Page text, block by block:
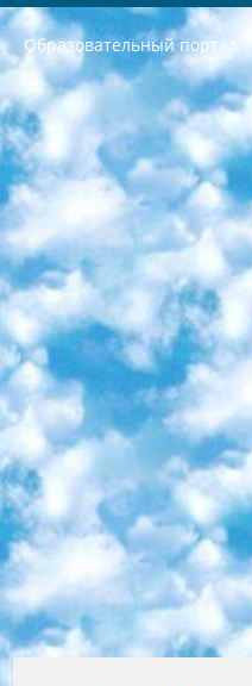
Образовательный портал
РЕСПУБЛИКА УЗБЕКИСТАН МИНИСТРЕРСТВО ДОШКОЛЬНОГО И ШКОЛЬНОГО ОБРАЗОВАНИЯ КОМАНДА в общеобразовательных учреждениях в 2023-2024 учебном году организация и проведение итоговой государственной аттестации обучающихся о Министра дошкольного и школьного образования Республики Узбекистан от 4 марта 2008 года (постановлением Минюста от 20 марта 2008 года № 1778 государственной регистрации) «Итоговое состояние учащихся общего среднего образования на основании положения об утверждении положения об аттестации общего среднего образования выпускной экзамен студентов в образовательных учреждениях в 2023-2024 учебном году В целях организации и прохождения аттестации приказываю: 1. Следующее: перечень предметов, по которым будет проводиться итоговая государственная аттестация и экзамен формы перевода согласно приложению 1; сертификаты международного образца, оценивающие уровень владения иностранными языками перечень согласно приложению 2; 2. Педагогический при специализированных образовательных учреждениях. научно-практический центр квалификации и международной оценки (Д.Давидова) 2024 г. До 25 марта: задания по предметам, по которым будет проводиться итоговая аттестация разработка и утверждение технических условий; итоговая аттестация на основании разработанного предметного задания разработка вопросов по предметам (устно и письменно), экзамен передача; общеобразовательные средние школы и специальные учебные заведения учащиеся выпускных классов школ и интернатов в агентской системе подготовка базы данных экзаменационных материалов и критериев оценки; перевод базы экзаменационных материалов на все языки обучения подать в Республиканский образовательный центр для изготовления; варианты экзаменов на основе разработанных контрольных материалов пусть будут поставлены задачи формирования. 3. Республиканский образовательный центр (Ш.Худайкулов) до 5 апреля 2024 года. до: база данных предоставленных экзаменационных материалов на все языки обучения перевод и экспертиза; для слепых, слабовидящих, глухих, слабослышащих и умственно отсталых детей учащиеся выпускных классов специализированных школ и школ-интернатов база данных экзаменационных материалов на всех преподаваемых языках подготовка критериев оценки; специализированные школы для умственно отсталых детей и технологии для учащихся выпускных классов школ-интернатов разработка соответствующих рекомендаций и критериев проведения ЕГЭ по естествознанию давать задания. 4. Педагогический при специализированных образовательных учреждениях. Научно-практический центр навыков и международной оценки (Д.Давидова), Республика образовательный центр (Худайкулов Ш.) итоговый государственный аттестационный экзамен ориентирован на творческое и логическое мышление при подготовке базы материалов учитывать введение заданий. 5. Следует отметить, что: сертификат государственного образца о знании общеобразовательного предмета и как минимум национальный уровень B1 по предметам на иностранных языках, указанным в Приложении 2. или международно признанный сертификат эквивалентного уровня студенты, изучающие определенный предмет, освобождаются от экзамена; по соответствующим предметам запланирована итоговая государственная аттестация за день до дня, путем жеребьевки Рабочей группой (в письменной форме по предметам, проводимым в форме) из числа сформированных вариантов выбрано 2 варианта; 2 выбранных варианта экзамена анонсированы на официальном сайте министерства и все выпускники по всей стране на основе этих вариантов проводит итоговую государственную аттестацию. 6. Государственное образование учащихся средних общеобразовательных учреждений. знания в соответствии с квалификационными требованиями, которые необходимо приобрести на основании стандартов итоговый (выпускной) контроль для 9 и 11 классов в целях тестирования Экзамены (далее – экзамены) состоят из предметов, перечисленных в приложении 1. будет сделано. 7. Экзамены пройдут с 26 мая по 15 июня 2024 г. (кроме науки физического воспитания). 8. Физическая для учащихся 9 классов общесредних образовательных учреждений. Экзамены по предмету «Образование, квалификация медицина» 1-6 мая 2024 года. сотрудники перевести под присмотр (с отклонениями в физическом или умственном развитии) специализированная школа для детей, школы-интернаты и со сколиозом школы-интернаты санаторного типа для больных детей исключены). 9. Он был слепым, слабовидящим и имел нарушения опорно-двигательного аппарата. экзамены в специализированных школах и интернатах для детей должны проводиться исходя из требований, предъявляемых к общеобразовательным учреждениям (физкультура кроме науки). 10. Специализированная школа для глухих и слабослышащих детей. и экзамены в интернатах и быть реализован в виде письменного теста по математике. 11. Специальность для умственно отсталых детей. Для 9 класса Родной язык и литературное письмо Государственный язык (язык обучения – узбекский). для неклассов) написано Математическое письмо Письменная/устная история Узбекистана Физическое воспитание практично Итоговый контроль Для 11 класса Написание родного языка и литературы (эссе) Математическое письмо Узбекский язык (обучение на узбекском языке) не посещающее общее среднее образование для учреждений)/Образовательное учреждение выбор письменный и устный Иностранный язык письменный/устный Письменная/устная история Узбекистана *По выбору студента:  Химия  Физика  Основы государственного права  География 10 бесплатных образовательных ресурсов - Мы составили подборку онлайн-проектов с интерактивными упражнениями,